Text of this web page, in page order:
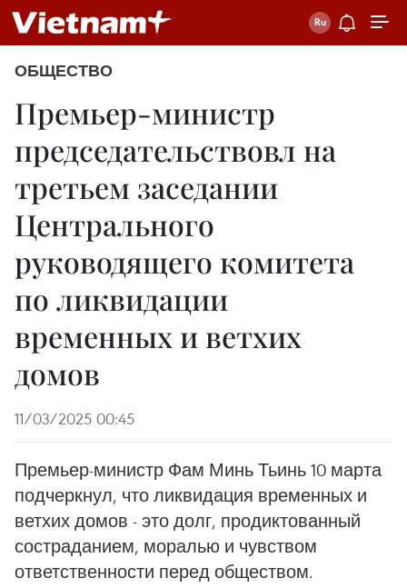
ОБЩЕСТВО
Премьер-министр
председательствовл на
третьем заседании
Центрального
руководящего комитета
по ликвидации
временных и ветхих
домов
11/03/2025 00:45
Премьер-министр Фам Минь Тьинь 10 марта
подчеркнул, что ликвидация временных и
ветхих домов - это долг, продиктованный
состраданием, моралью и чувством
ответственности перед обществом.